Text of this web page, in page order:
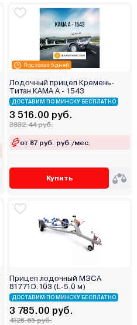
Под заказ 5 дней
Лодочный прицеп Кремень-
Титан КАМА А - 1543
ДОСТАВИМ ПО МИНСКУ БЕСПЛАТНО
3 516.00 руб.
3832.44 руб.
от 87 руб. руб./мес.
Купить
Прицеп лодочный МЗСА
81771D.103 (L-5,0 м)
ДОСТАВИМ ПО МИНСКУ БЕСПЛАТНО
3 785.00 руб.
4125.65 руб.